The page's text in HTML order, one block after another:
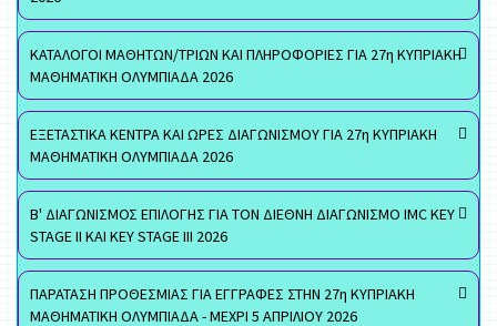
ΚΑΤΑΛΟΓΟΙ ΜΑΘΗΤΩΝ/ΤΡΙΩΝ ΚΑΙ ΠΛΗΡΟΦΟΡΙΕΣ ΓΙΑ 27η ΚΥΠΡΙΑΚΗ
ΜΑΘΗΜΑΤΙΚΗ ΟΛΥΜΠΙΑΔΑ 2026
ΕΞΕΤΑΣΤΙΚΑ ΚΕΝΤΡΑ ΚΑΙ ΩΡΕΣ ΔΙΑΓΩΝΙΣΜΟΥ ΓΙΑ 27η ΚΥΠΡΙΑΚΗ
ΜΑΘΗΜΑΤΙΚΗ ΟΛΥΜΠΙΑΔΑ 2026
Β' ΔΙΑΓΩΝΙΣΜΟΣ ΕΠΙΛΟΓΗΣ ΓΙΑ ΤΟΝ ΔΙΕΘΝΗ ΔΙΑΓΩΝΙΣΜΟ IMC KEY
STAGE II ΚΑΙ KEY STAGE III 2026
ΠΑΡΑΤΑΣΗ ΠΡΟΘΕΣΜΙΑΣ ΓΙΑ ΕΓΓΡΑΦΕΣ ΣΤΗΝ 27η ΚΥΠΡΙΑΚΗ
ΜΑΘΗΜΑΤΙΚΗ ΟΛΥΜΠΙΑΔΑ - ΜΕΧΡΙ 5 ΑΠΡΙΛΙΟΥ 2026